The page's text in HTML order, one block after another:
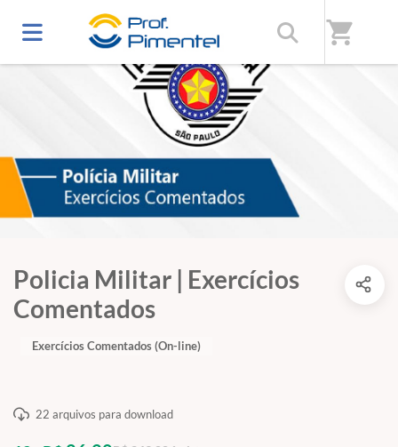
shopping_cart
Policia Militar | Exercícios
Comentados
Exercícios Comentados (On-line)
22 arquivos para download